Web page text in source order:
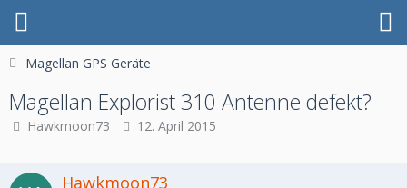
Magellan GPS Geräte
Magellan Explorist 310 Antenne defekt?
Hawkmoon73 12. April 2015
Hawkmoon73